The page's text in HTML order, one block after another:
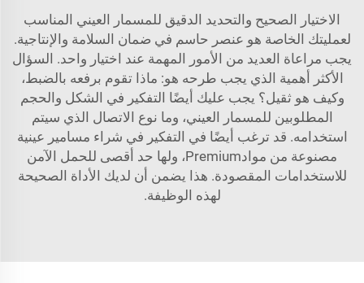
الاختيار الصحيح والتحديد الدقيق للمسمار العيني المناسب
لعمليتك الخاصة هو عنصر حاسم في ضمان السلامة والإنتاجية.
يجب مراعاة العديد من الأمور المهمة عند اختيار واحد. السؤال
الأكثر أهمية الذي يجب طرحه هو: ماذا تقوم برفعه بالضبط،
وكيف هو ثقيل؟ يجب عليك أيضًا التفكير في الشكل والحجم
المطلوبين للمسمار العيني، وما نوع الاتصال الذي سيتم
استخدامه. قد ترغب أيضًا في التفكير في شراء مسامير عينية
مصنوعة من موادPremium، ولها حد أقصى للحمل الآمن
للاستخدامات المقصودة. هذا يضمن أن لديك الأداة الصحيحة
لهذه الوظيفة.